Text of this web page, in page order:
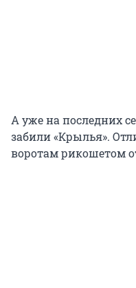
А уже на последних
забили «Крылья».
воротам рикошетом